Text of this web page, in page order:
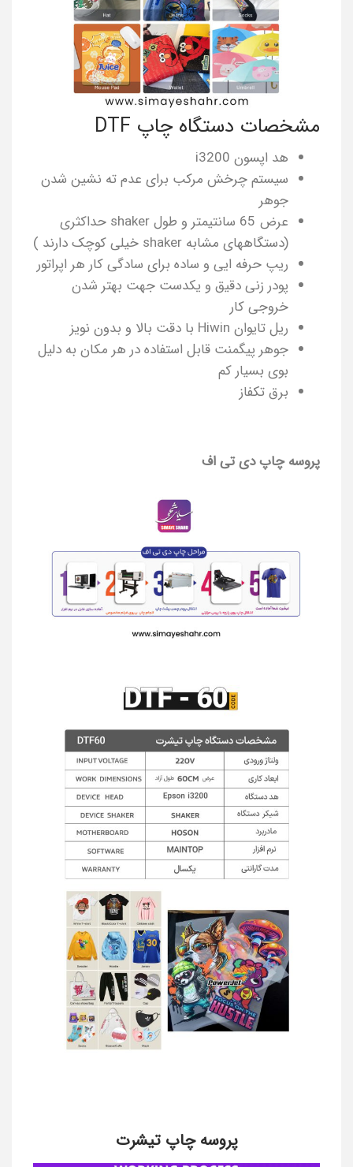
مشخصات دستگاه چاپ DTF
هد اپسون i3200
سیستم چرخش مرکب برای عدم ته نشین شدن
جوهر
عرض 65 سانتیمتر و طول shaker حداکثری
(دستگاههای مشابه shaker خیلی کوچک دارند )
ریپ حرفه ایی و ساده برای سادگی کار هر اپراتور
پودر زنی دقیق و یکدست جهت بهتر شدن
خروجی کار
ریل تایوان Hiwin با دقت بالا و بدون نویز
جوهر پیگمنت قابل استفاده در هر مکان به دلیل
بوی بسیار کم
برق تکفاز
پروسه چاپ دی تی اف
پروسه چاپ تیشرت